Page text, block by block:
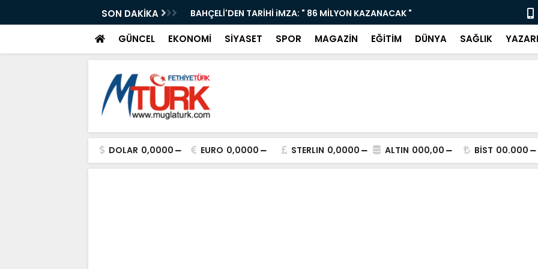
SON DAKİKA
Film Yarışması İçin Başvurular BAHÇELİ'DEN TARİHİ iMZA: " 86 MİLYON KAZANACAK " Yaz
GÜNCEL EKONOMİ SİYASET SPOR MAGAZİN EĞİTİM DÜNYA SAĞLIK
DOLAR 0,0000 EURO 0,0000 STERLIN 0,0000 ALTIN 000,00 BİST 00.000